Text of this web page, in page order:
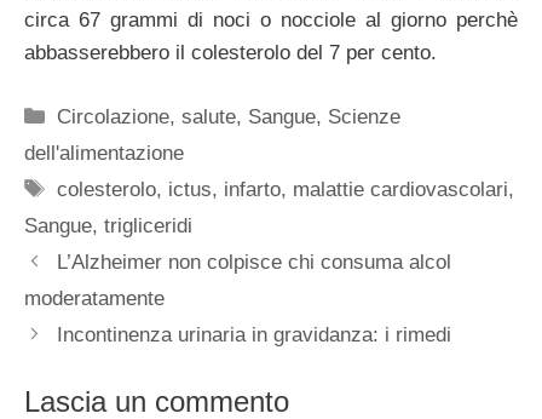
circa 67 grammi di noci o nocciole al giorno perchè
abbasserebbero il colesterolo del 7 per cento.
Categorie
Circolazione,salute, Sangue, Scienze
dell'alimentazione
Tag
colesterolo, ictus, infarto, malattie cardiovascolari,
Sangue, trigliceridi
L’Alzheimer non colpisce chi consuma alcol
moderatamente
Incontinenza urinaria in gravidanza: i rimedi
Lascia un commento